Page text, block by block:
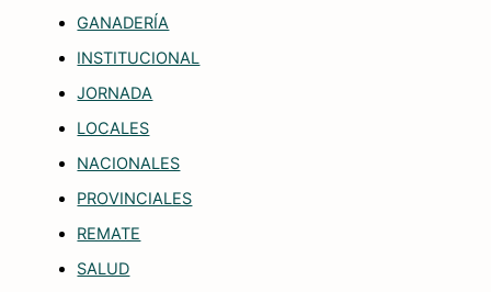
GANADERÍA
INSTITUCIONAL
JORNADA
LOCALES
NACIONALES
PROVINCIALES
REMATE
SALUD